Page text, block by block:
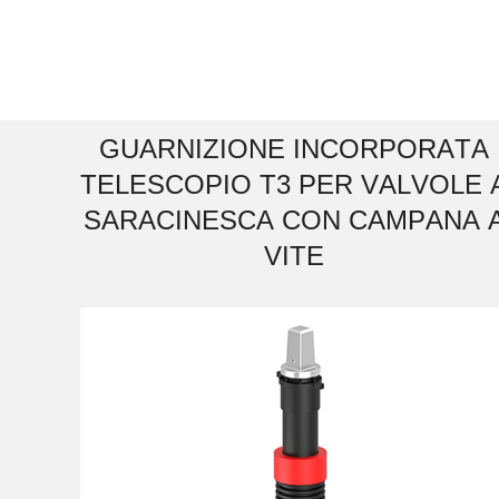
GUARNIZIONE INCORPORATA
TELESCOPIO T3 PER VALVOLE
SARACINESCA CON CAMPANA
VITE